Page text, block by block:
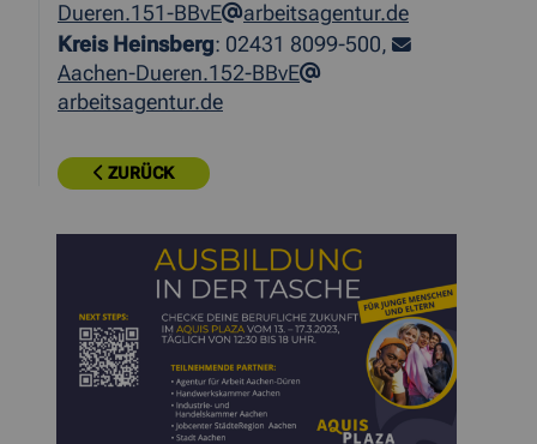
Dueren.151-BBvE
arbeitsagentur.de
Kreis Heinsberg: 02431 8099-500,
Aachen-Dueren.152-BBvE
arbeitsagentur.de
ZURÜCK